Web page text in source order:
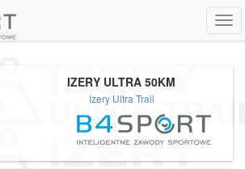
IZERY ULTRA 50KM
Izery Ultra Trail